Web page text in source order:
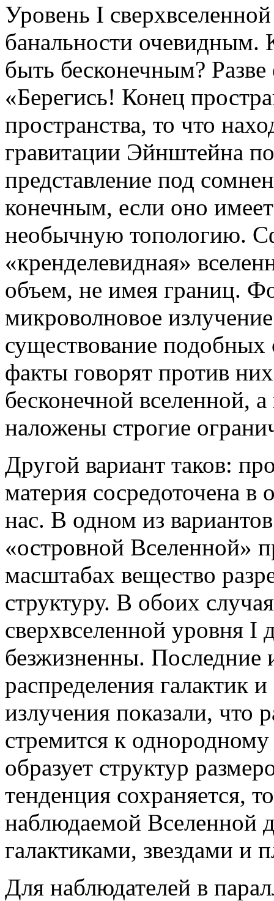
Уровень I
банальности очевидным.
быть бесконечным? Разве
«Берегись! Конец
пространства, то что
гравитации Эйнштейна
представление под
конечным, если оно
необычную топологию.
«кренделевидная»
объем, не имея границ.
микроволновое
существование
факты говорят против
бесконечной вселенной,
наложены строгие
Другой вариант таков:
материя сосредоточена в
нас. В одном из
«островной Вселенной»
масштабах вещество
структуру. В обоих
сверхвселенной уровня
безжизненны. Последние
распределения галактик
излучения показали, что
стремится к
образует структур
тенденция сохраняется,
наблюдаемой Вселенной
галактиками, звездами и
Для наблюдателей в